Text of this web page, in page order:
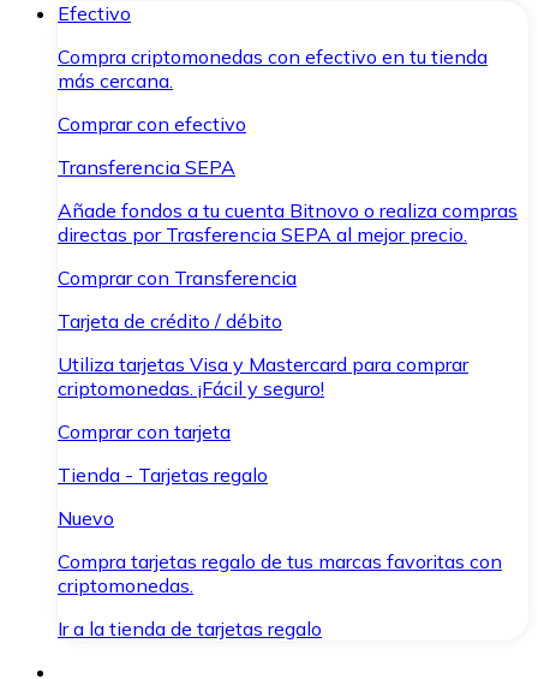
Efectivo
Compra criptomonedas con efectivo en tu tienda
más cercana.
Comprar con efectivo
Transferencia SEPA
Añade fondos a tu cuenta Bitnovo o realiza compras
directas por Trasferencia SEPA al mejor precio.
Comprar con Transferencia
Tarjeta de crédito / débito
Utiliza tarjetas Visa y Mastercard para comprar
criptomonedas. ¡Fácil y seguro!
Comprar con tarjeta
Tienda - Tarjetas regalo
Nuevo
Compra tarjetas regalo de tus marcas favoritas con
criptomonedas.
Ir a la tienda de tarjetas regalo